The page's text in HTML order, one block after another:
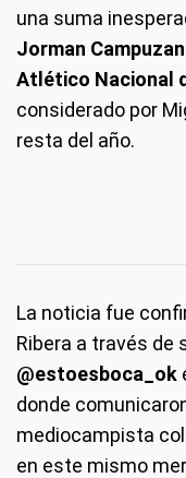
una suma
Jorman
Atlético Nacional
considerado por
resta del año.
La noticia fue
Ribera a través de
@estoesboca_ok
donde
mediocampista
en este mismo